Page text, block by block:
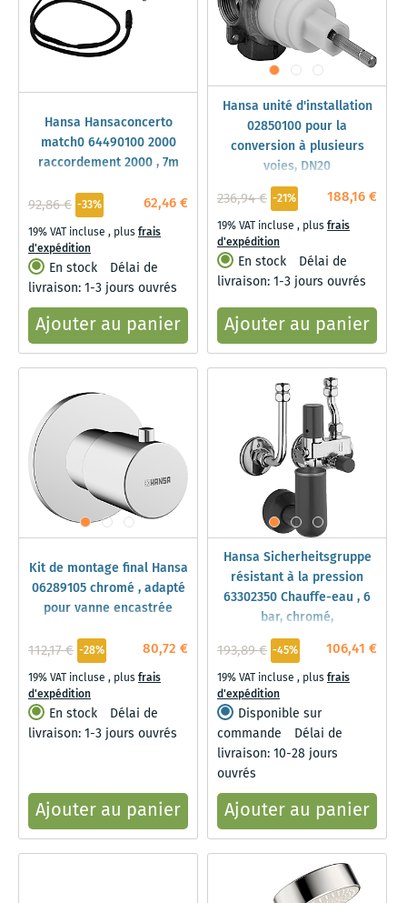
Hansa Hansaconcerto
match0 64490100 2000
raccordement 2000 , 7m
62,46 €
92,86 € -33%
19% VAT incluse , plusfrais
d'expédition
En stock
Délai de
livraison: 1-3 jours ouvrés
Ajouter au panier
Hansa unité d'installation
02850100 pour la
conversion à plusieurs
voies, DN20
188,16 €
236,94 € -21%
19% VAT incluse , plusfrais
d'expédition
En stock
Délai de
livraison: 1-3 jours ouvrés
Ajouter au panier
Kit de montage final Hansa
06289105 chromé , adapté
pour vanne encastrée
80,72 €
112,17 € -28%
19% VAT incluse , plusfrais
d'expédition
En stock
Délai de
livraison: 1-3 jours ouvrés
Ajouter au panier
Hansa Sicherheitsgruppe
résistant à la pression
63302350 Chauffe-eau , 6
bar, chromé,
Druckminderer
106,41 €
193,89 € -45%
19% VAT incluse , plusfrais
d'expédition
Disponible sur
commande
Délai de
livraison: 10-28 jours
ouvrés
Ajouter au panier